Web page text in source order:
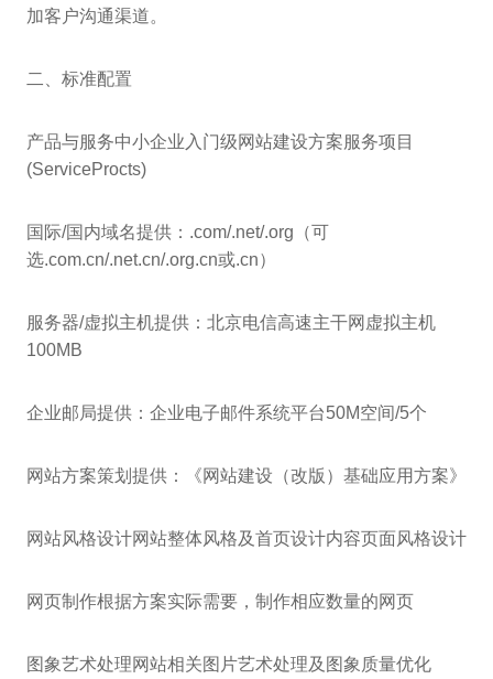
加客户沟通渠道。
二、标准配置
产品与服务中小企业入门级网站建设方案服务项目
(ServiceProcts)
国际/国内域名提供：.com/.net/.org（可
选.com.cn/.net.cn/.org.cn或.cn）
服务器/虚拟主机提供：北京电信高速主干网虚拟主机
100MB
企业邮局提供：企业电子邮件系统平台50M空间/5个
网站方案策划提供：《网站建设（改版）基础应用方案》
网站风格设计网站整体风格及首页设计内容页面风格设计
网页制作根据方案实际需要，制作相应数量的网页
图象艺术处理网站相关图片艺术处理及图象质量优化